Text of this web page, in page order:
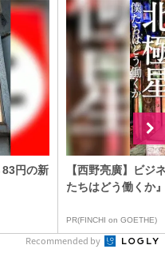
円の新
【西野亮廣】ビ
たちはどう働くか
PR(FINCHI on GOETHE)
Recommended by